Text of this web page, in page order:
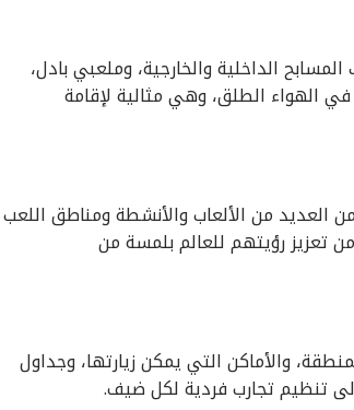
الداخلية والخارجية، وملعبي بادل،
في الهواء الطلق، وهي مثالية لإقامة
العديد من الألعاب والأنشطة ومناطق اللعب
تعزيز رؤيتهم للعالم بلمسة من
والأماكن التي يمكن زيارتها، وجداول
تنظيم تجارب فردية لكل ضيف.